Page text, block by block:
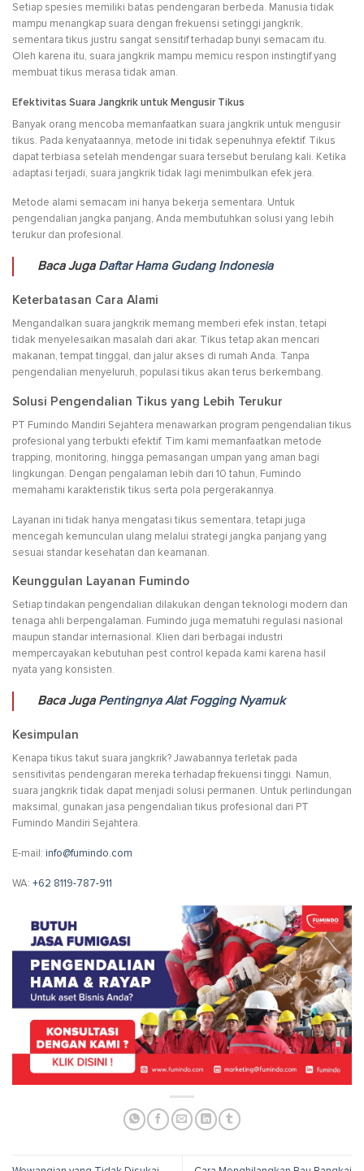
Setiap spesies memiliki batas pendengaran berbeda. Manusia tidak
mampu menangkap suara dengan frekuensi setinggi jangkrik,
sementara tikus justru sangat sensitif terhadap bunyi semacam itu.
Oleh karena itu, suara jangkrik mampu memicu respon instingtif yang
membuat tikus merasa tidak aman.
Efektivitas Suara Jangkrik untuk Mengusir Tikus
Banyak orang mencoba memanfaatkan suara jangkrik untuk mengusir
tikus. Pada kenyataannya, metode ini tidak sepenuhnya efektif. Tikus
dapat terbiasa setelah mendengar suara tersebut berulang kali. Ketika
adaptasi terjadi, suara jangkrik tidak lagi menimbulkan efek jera.
Metode alami semacam ini hanya bekerja sementara. Untuk
pengendalian jangka panjang, Anda membutuhkan solusi yang lebih
terukur dan profesional.
Baca Juga Daftar Hama Gudang Indonesia
Keterbatasan Cara Alami
Mengandalkan suara jangkrik memang memberi efek instan, tetapi
tidak menyelesaikan masalah dari akar. Tikus tetap akan mencari
makanan, tempat tinggal, dan jalur akses di rumah Anda. Tanpa
pengendalian menyeluruh, populasi tikus akan terus berkembang.
Solusi Pengendalian Tikus yang Lebih Terukur
PT Fumindo Mandiri Sejahtera menawarkan program pengendalian tikus
profesional yang terbukti efektif. Tim kami memanfaatkan metode
trapping, monitoring, hingga pemasangan umpan yang aman bagi
lingkungan. Dengan pengalaman lebih dari 10 tahun, Fumindo
memahami karakteristik tikus serta pola pergerakannya.
Layanan ini tidak hanya mengatasi tikus sementara, tetapi juga
mencegah kemunculan ulang melalui strategi jangka panjang yang
sesuai standar kesehatan dan keamanan.
Keunggulan Layanan Fumindo
Setiap tindakan pengendalian dilakukan dengan teknologi modern dan
tenaga ahli berpengalaman. Fumindo juga mematuhi regulasi nasional
maupun standar internasional. Klien dari berbagai industri
mempercayakan kebutuhan pest control kepada kami karena hasil
nyata yang konsisten.
Baca Juga Pentingnya Alat Fogging Nyamuk
Kesimpulan
Kenapa tikus takut suara jangkrik? Jawabannya terletak pada
sensitivitas pendengaran mereka terhadap frekuensi tinggi. Namun,
suara jangkrik tidak dapat menjadi solusi permanen. Untuk perlindungan
maksimal, gunakan jasa pengendalian tikus profesional dari PT
Fumindo Mandiri Sejahtera.
E-mail: info@fumindo.com
WA: +62 8119-787-911